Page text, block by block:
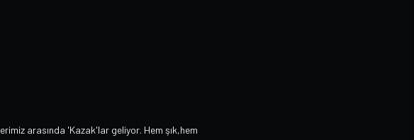
arasında 'Kazak'lar geliyor. Hem şık,hem